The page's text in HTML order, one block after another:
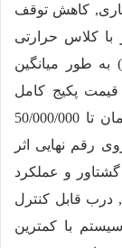
کاهش توقف
کلاس حرارتی
به طور میانگین
قیمت پکیج کامل
تا 50/000/000
رقم نهایی اثر
گشتاور و عملکرد
قابل کنترل
با کمترین